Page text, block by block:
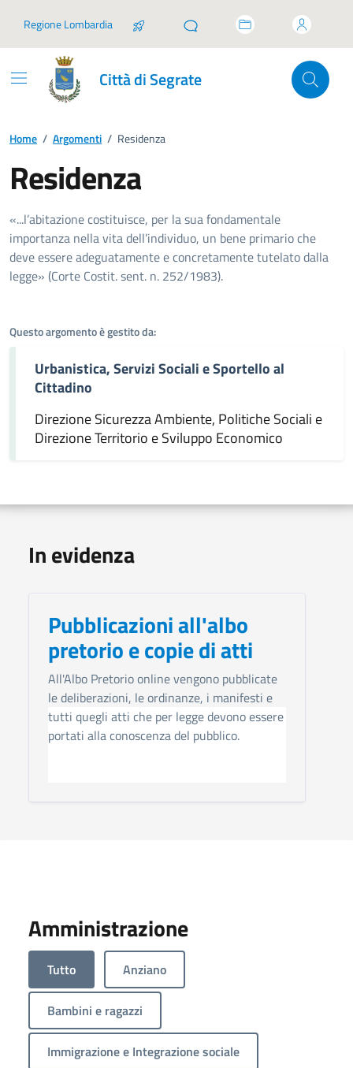
Regione Lombardia
Città di Segrate
Home / Argomenti / Residenza
Residenza
Dettagli dell'argomento
«...l’abitazione costituisce, per la sua fondamentale
importanza nella vita dell’individuo, un bene primario che
deve essere adeguatamente e concretamente tutelato dalla
legge» (Corte Costit. sent. n. 252/1983).
Questo argomento è gestito da:
Urbanistica, Servizi Sociali e Sportello al
Cittadino
Direzione Sicurezza Ambiente, Politiche Sociali e
Direzione Territorio e Sviluppo Economico
In evidenza
Pubblicazioni all'albo
pretorio e copie di atti
All'Albo Pretorio online vengono pubblicate
le deliberazioni, le ordinanze, i manifesti e
tutti quegli atti che per legge devono essere
portati alla conoscenza del pubblico.
Amministrazione
Tutto Anziano
Bambini e ragazzi
Immigrazione e Integrazione sociale